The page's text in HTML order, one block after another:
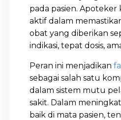
pada pasien. Apoteker
aktif dalam
obat yang diberikan
indikasi, tepat dosis,
Peran ini menjadikan
sebagai salah satu
dalam sistem mutu
sakit. Dalam
baik di mata pasien,